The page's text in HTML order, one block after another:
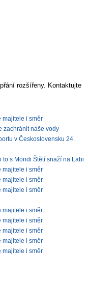
rozšířeny. Kontaktujte
majitele i směr
zachránit naše vody
v Československu 24.
s Mondi Štětí snaží na Labi
majitele i směr
majitele i směr
majitele i směr
majitele i směr
majitele i směr
majitele i směr
majitele i směr
majitele i směr